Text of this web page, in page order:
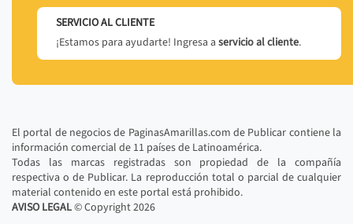
SERVICIO AL CLIENTE
¡Estamos para ayudarte! Ingresa a servicio al cliente.
El portal de negocios de PaginasAmarillas.com de Publicar contiene la
información comercial de 11 países de Latinoamérica.
Todas las marcas registradas son propiedad de la compañía
respectiva o de Publicar. La reproducción total o parcial de cualquier
material contenido en este portal está prohibido.
AVISO LEGAL© Copyright2026